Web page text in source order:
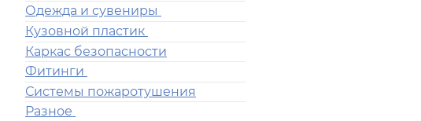
Одежда и сувениры
Кузовной пластик
Каркас безопасности
Фитинги
Системы пожаротушения
Разное